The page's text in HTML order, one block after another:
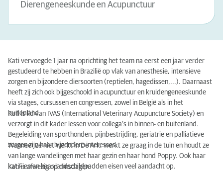
Dierengeneeskunde en Acupunctuur
Kati vervoegde 1 jaar na oprichting het team na eerst een jaar verder
gestudeerd te hebben in Brazilië op vlak van anesthesie, intensieve
zorgen en bijzondere diersoorten (reptielen, hagedissen,...). Daarnaast
heeft zij zich ook bijgeschoold in acupunctuur en kruidengeneeskunde
via stages, cursussen en congressen, zowel in België als in het
buitenland.
Kati is lid van IVAS (International Veterinary Acupuncture Society) en
verzorgt in dit kader lessen voor collega’s in binnen- ­en buitenland.
Begeleiding van sporthonden, pijnbestrijding, geriatrie en palliatieve
zorgen zijn haar bijzondere interesses.
Wanneer ze niet werkt in De Ark, werkt ze graag in de tuin en houdt ze
van lange wandelingen met haar gezin en haar hond Poppy. Ook haar
kat Fien en haar landschildpadden eisen veel aandacht op.
Kati is afwezig op dinsdagen.